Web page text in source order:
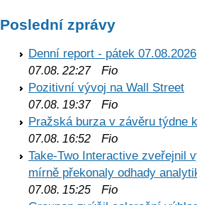
Poslední zprávy
Denní report - pátek 07.08.2026
07.08. 22:27Fio
Pozitivní vývoj na Wall Street
07.08. 19:37Fio
Pražská burza v závěru týdne
07.08. 16:52 Fio
Take-Two Interactive zveřejnil
mírně překonaly odhady
07.08. 15:25 Fio